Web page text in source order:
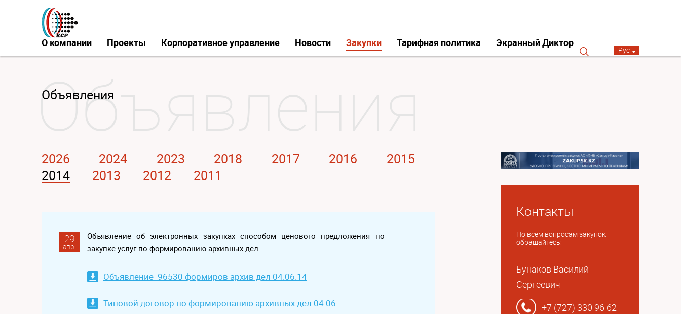
О компании Проекты Корпоративное управление Новости Закупки Тарифная политика Экранный Диктор
Рус
Объявления
2026 2024 2023 2018 2017 2016
2015
2014
2013 2012 2011
29
апр.
Объявление об электронных закупках способом ценового предложения по
закупке услуг по формированию архивных дел
Объявление_96530 формиров архив дел 04.06.14
Типовой договор по формированию архивных дел 04.06.
Контакты
По всем вопросам закупок
обращайтесь:
Бунаков Василий
Сергеевич
+7 (727) 330 96 62